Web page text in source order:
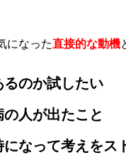
になった直接的な動機
のか試したい
人が出たこと
なって考えをス